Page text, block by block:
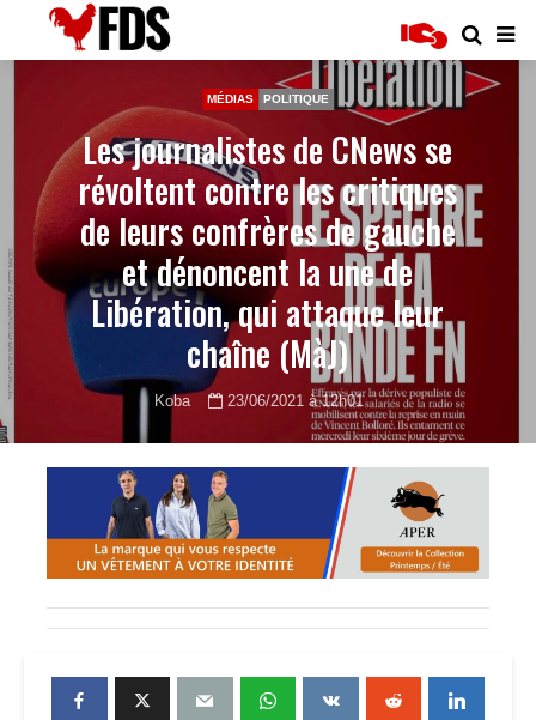
MÉDIAS POLITIQUE
Les journalistes de CNews se
révoltent contre les critiques
de leurs confrères de gauche
et dénoncent la une de
Libération, qui attaque leur
chaîne (MàJ)
Koba 23/06/2021 à 12h01